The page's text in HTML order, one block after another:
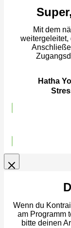
Mit dem
weitergeleitet,
Hatha
Wenn du
am Programm
bitte deinen